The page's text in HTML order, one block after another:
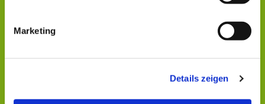
Marketing
Details zeigen